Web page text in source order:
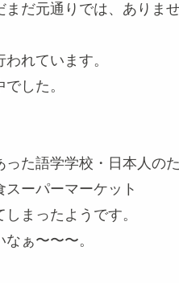
元通りでは、ありませ
れています。
した。
語学学校・日本人のた
パーマーケット
ったようです。
ぁ〜〜〜。